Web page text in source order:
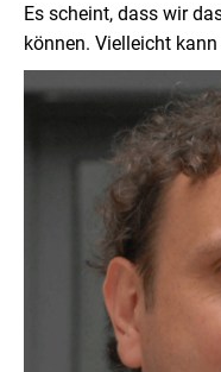
Es scheint, dass wir
können. Vielleicht